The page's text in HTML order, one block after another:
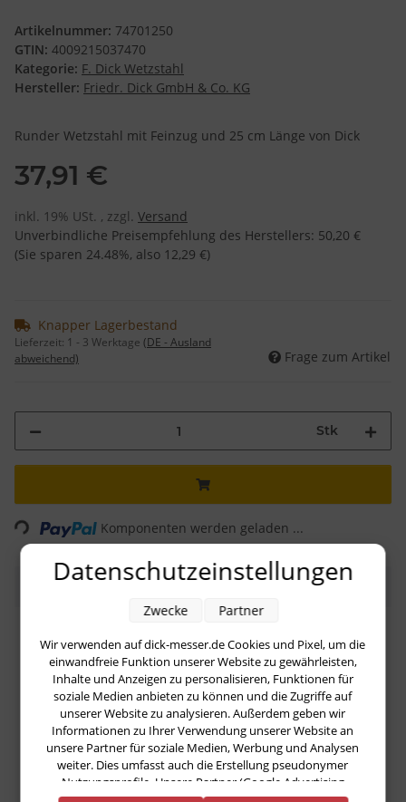
Artikelnummer: 74701250
GTIN: 4009215037470
Kategorie: F. Dick Wetzstahl
Hersteller: Friedr. Dick GmbH & Co. KG
Runder Wetzstahl mit Feinzug und 25 cm Länge von Dick
37,91 €
inkl. 19% USt. , zzgl. Versand
Unverbindliche Preisempfehlung des Herstellers: 50,20 €
(Sie sparen 24.48%, also 12,29 €)
Knapper Lagerbestand
Lieferzeit: 1 - 3 Werktage (DE - Ausland
abweichend)
Frage zum Artikel
Stk
Komponenten werden geladen ...
haben nur einen geringen bis mittleren Abtrag, was im
Ergebnis zu einer glatten Schneide führt.
Produkteigenschaft
Wert
Abtragsleistung: Feinzug
Bauform: Rund
Blattlänge: 25 cm
Datenschutzeinstellungen
Wir verwenden auf dick-messer.de Cookies und Pixel, um die
einwandfreie Funktion unserer Website zu gewährleisten,
Inhalte und Anzeigen zu personalisieren, Funktionen für
soziale Medien anbieten zu können und die Zugriffe auf
unserer Website zu analysieren. Außerdem geben wir
Informationen zu Ihrer Verwendung unserer Website an
unsere Partner für soziale Medien, Werbung und Analysen
weiter. Dies umfasst auch die Erstellung pseudonymer
Nutzungsprofile. Unsere Partner (Google Advertising
Zwecke Partner